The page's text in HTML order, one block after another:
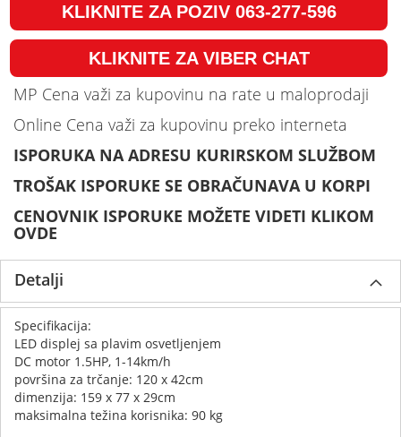
KLIKNITE ZA POZIV 063-277-596
KLIKNITE ZA VIBER CHAT
MP Cena važi za kupovinu na rate u maloprodaji
Online Cena važi za kupovinu preko interneta
ISPORUKA NA ADRESU KURIRSKOM SLUŽBOM
TROŠAK ISPORUKE SE OBRAČUNAVA U KORPI
CENOVNIK ISPORUKE MOŽETE VIDETI KLIKOM
OVDE
Detalji
Specifikacija:
LED displej sa plavim osvetljenjem
DC motor 1.5HP, 1-14km/h
površina za trčanje: 120 x 42cm
dimenzija: 159 x 77 x 29cm
maksimalna težina korisnika: 90 kg